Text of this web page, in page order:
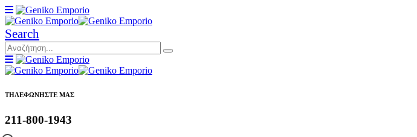
Search
ΤΗΛΕΦΩΝΗΣΤΕ ΜΑΣ
211-800-1943